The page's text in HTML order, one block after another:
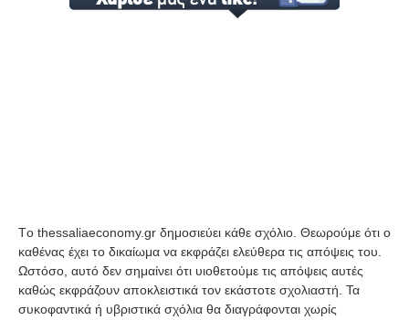
Tο thessaliaeconomy.gr δημοσιεύει κάθε σχόλιο. Θεωρούμε ότι ο
καθένας έχει το δικαίωμα να εκφράζει ελεύθερα τις απόψεις του.
Ωστόσο, αυτό δεν σημαίνει ότι υιοθετούμε τις απόψεις αυτές
καθώς εκφράζουν αποκλειστικά τον εκάστοτε σχολιαστή. Τα
συκοφαντικά ή υβριστικά σχόλια θα διαγράφονται χωρίς